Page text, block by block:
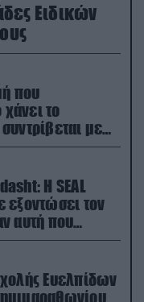
Ειδικών
που
το
με
(βίντεο)
Η SEAL
εξοντώσει τον
αυτή που
του F-15
Ευελπίδων